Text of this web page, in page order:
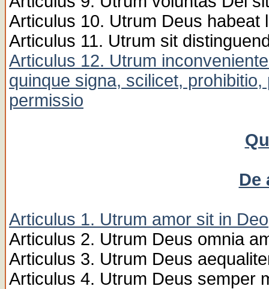
Articulus 10. Utrum Deus habeat
Articulus 11. Utrum sit
Articulus 12. Utrum
quinque signa, scilicet,
permissio
De
Articulus 1. Utrum amor sit in Deo
Articulus 2. Utrum Deus omnia
Articulus 3. Utrum Deus
Articulus 4. Utrum Deus semper